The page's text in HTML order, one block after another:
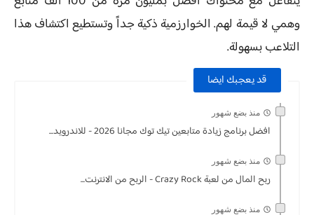
وهمي لا قيمة لهم. الخوارزمية ذكية جداً وتستطيع اكتشاف هذا
التلاعب بسهولة.
قد يعجبك ايضا
منذ بضع شهور
افضل برنامج زيادة متابعين تيك توك مجانا 2026 - للاندرويد...
منذ بضع شهور
ربح المال من لعبة Crazy Rock - الربح من الانترنت...
منذ بضع شهور